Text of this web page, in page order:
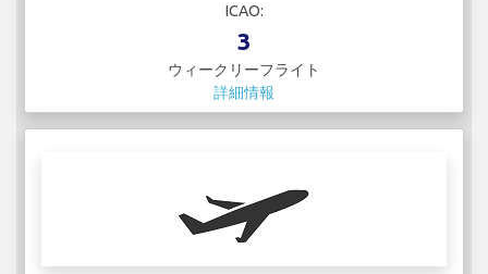
ICAO:
3
ウィークリーフライト
詳細情報